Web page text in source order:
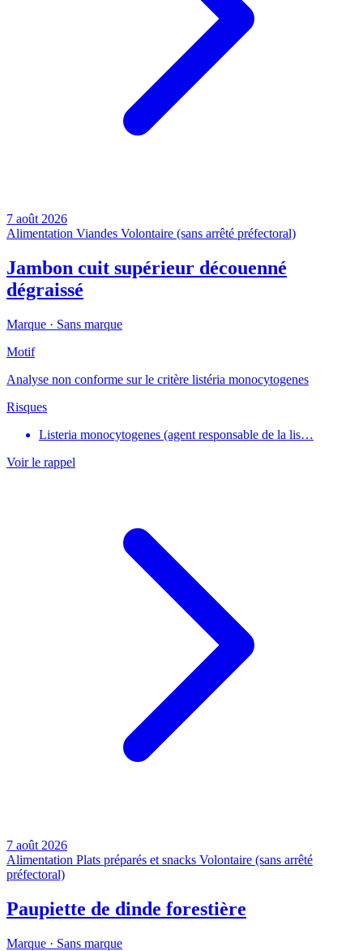
7 août 2026
Alimentation Viandes Volontaire (sans arrêté préfectoral)
Jambon cuit supérieur découenné
dégraissé
Marque · Sans marque
Motif
Analyse non conforme sur le critère listéria monocytogenes
Risques
Listeria monocytogenes (agent responsable de la lis…
Voir le rappel
7 août 2026
Alimentation Plats préparés et snacks Volontaire (sans arrêté
préfectoral)
Paupiette de dinde forestière
Marque · Sans marque